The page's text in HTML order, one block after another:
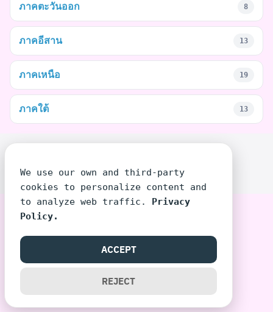
ภาคตะวันออก 8
ภาคอีสาน 13
ภาคเหนือ 19
ภาคใต้ 13
We use our own and third-party
cookies to personalize content and
to analyze web traffic. Privacy
Policy.
ACCEPT
REJECT